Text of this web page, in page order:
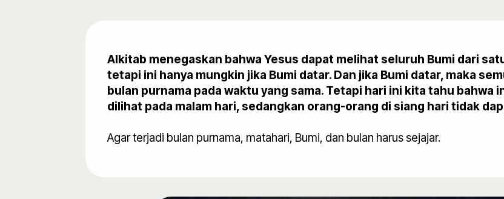
Alkitab menegaskan bahwa Yesus dapat melihat seluruh Bumi dari
tetapi ini hanya mungkin jika Bumi datar. Dan jika Bumi datar, maka
bulan purnama pada waktu yang sama. Tetapi hari ini kita tahu bahwa
dilihat pada malam hari, sedangkan orang-orang di siang hari tidak
Agar terjadi bulan purnama, matahari, Bumi, dan bulan harus sejajar.